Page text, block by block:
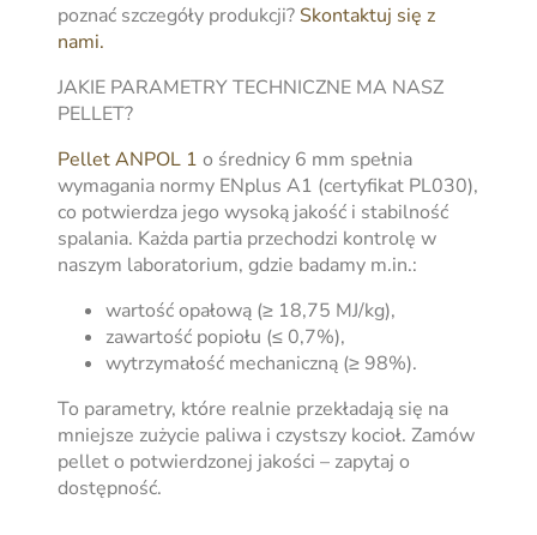
poznać szczegóły produkcji? Skontaktuj się z
nami.
JAKIE PARAMETRY TECHNICZNE MA NASZ
PELLET?
Pellet ANPOL 1 o średnicy 6 mm spełnia
wymagania normy ENplus A1 (certyfikat PL030),
co potwierdza jego wysoką jakość i stabilność
spalania. Każda partia przechodzi kontrolę w
naszym laboratorium, gdzie badamy m.in.:
wartość opałową (≥ 18,75 MJ/kg),
zawartość popiołu (≤ 0,7%),
wytrzymałość mechaniczną (≥ 98%).
To parametry, które realnie przekładają się na
mniejsze zużycie paliwa i czystszy kocioł. Zamów
pellet o potwierdzonej jakości – zapytaj o
dostępność.